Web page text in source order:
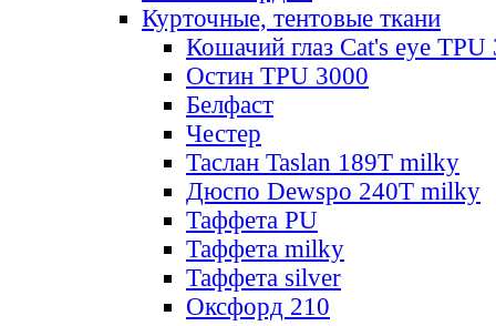
Курточные, тентовые ткани
Кошачий глаз Cat's eye TPU
Остин TPU 3000
Белфаст
Честер
Таслан Taslan 189T milky
Дюспо Dewspo 240T milky
Таффета PU
Таффета milky
Таффета silver
Оксфорд 210